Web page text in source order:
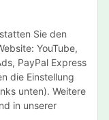
Sie den
YouTube,
PayPal Express
die Einstellung
unten). Weitere
in unserer